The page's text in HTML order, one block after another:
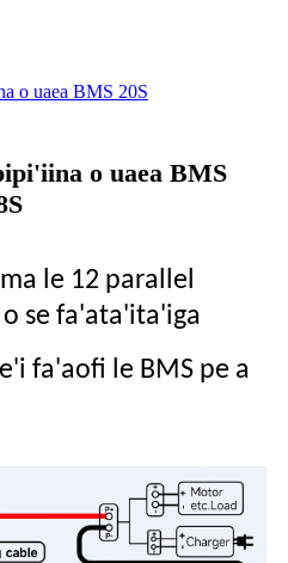
o uaea BMS 20S
o uaea BMS
le 12 parallel
se fa'ata'ita'iga
fa'aofi le BMS pe a